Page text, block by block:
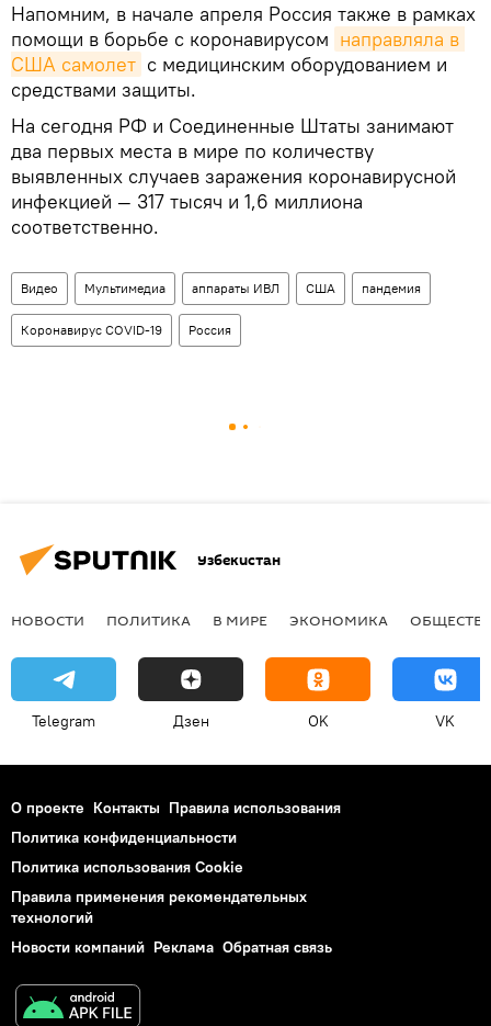
Напомним, в начале апреля Россия также в рамках
помощи в борьбе с коронавирусом направляла в
США самолет с медицинским оборудованием и
средствами защиты.
На сегодня РФ и Соединенные Штаты занимают
два первых места в мире по количеству
выявленных случаев заражения коронавирусной
инфекцией — 317 тысяч и 1,6 миллиона
соответственно.
Видео Мультимедиа аппараты ИВЛ США пандемия
Коронавирус COVID-19 Россия
Узбекистан
НОВОСТИ ПОЛИТИКА В МИРЕ ЭКОНОМИКА
Telegram Дзен OK VK
О проекте Контакты Правила использования
Политика конфиденциальности
Политика использования Cookie
Правила применения рекомендательных
технологий
Новости компаний Реклама Обратная связь